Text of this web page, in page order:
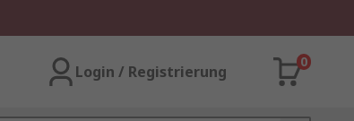
Login / Registrierung
0